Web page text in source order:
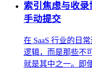
索引焦虑与收
手动提交
在 SaaS 行业的日
逻辑，而是那些不
就是其中之一。即